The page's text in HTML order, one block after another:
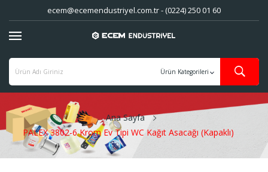
ecem@ecemendustriyel.com.tr - (0224) 250 01 60
Ana Sayfa
PALEX 3802-6 Krom Ev Tipi WC Kağıt Asacağı (Kapaklı)